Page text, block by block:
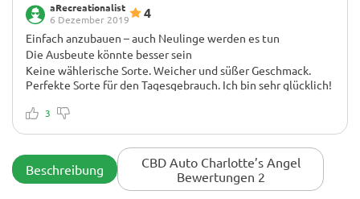
aRecreationalist
6 Dezember 2019
4
Einfach anzubauen – auch Neulinge werden es tun
Die Ausbeute könnte besser sein
Keine wählerische Sorte. Weicher und süßer Geschmack.
Perfekte Sorte für den Tagesgebrauch. Ich bin sehr glücklich!
3
Beschreibung
CBD Auto Charlotte’s Angel
Bewertungen 2